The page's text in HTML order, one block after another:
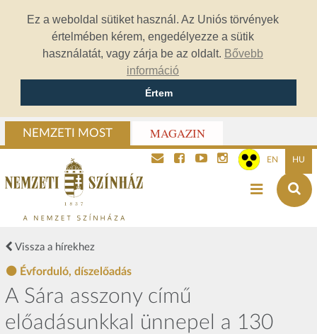
Ez a weboldal sütiket használ. Az Uniós törvények
értelmében kérem, engedélyezze a sütik
használatát, vagy zárja be az oldalt. Bővebb
információ
Értem
NEMZETI MOST MAGAZIN
EN HU
Vissza a hírekhez
Évforduló, díszelőadás
A Sára asszony című
előadásunkkal ünnepel a 130